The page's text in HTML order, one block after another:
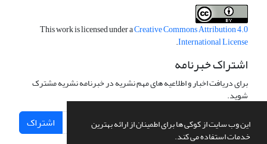
این وب سایت از کوکی ها برای اطمینان از ارائه بهترین
خدمات استفاده می کند.
This work is licensed under aCreative Commons Attribution 4.0
International License
.
اشتراک خبرنامه
برای دریافت اخبار و اطلاعیه های مهم نشریه در خبرنامه نشریه مشترک
شوید.
اشتراک